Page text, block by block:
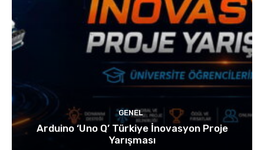
GENEL
Arduino ‘Uno Q’ Türkiye İnovasyon Proje
Yarışması